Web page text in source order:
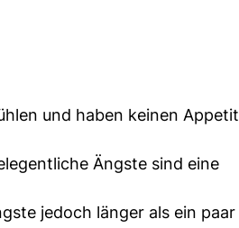
und haben keinen Appetit
Ängste sind eine
jedoch länger als ein paar